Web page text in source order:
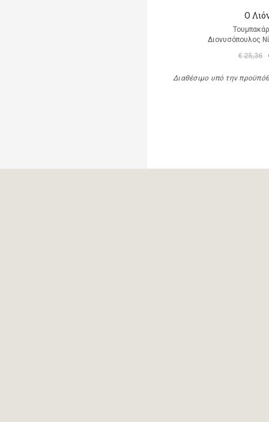
Ο
Διονυσόπουλος
€ 25,36
Διαθέσιμο υπό την